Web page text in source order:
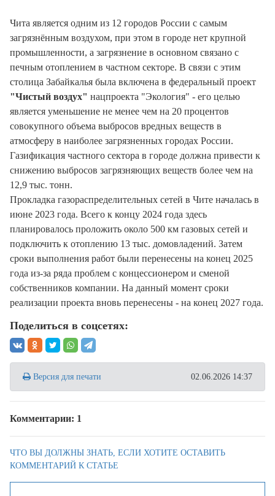
Чита является одним из 12 городов России с самым
загрязнённым воздухом, при этом в городе нет крупной
промышленности, а загрязнение в основном связано с
печным отоплением в частном секторе. В связи с этим
столица Забайкалья была включена в федеральный проект
"Чистый воздух" нацпроекта "Экология" - его целью
является уменьшение не менее чем на 20 процентов
совокупного объема выбросов вредных веществ в
атмосферу в наиболее загрязненных городах России.
Газификация частного сектора в городе должна привести к
снижению выбросов загрязняющих веществ более чем на
12,9 тыс. тонн.
Прокладка газораспределительных сетей в Чите началась в
июне 2023 года. Всего к концу 2024 года здесь
планировалось проложить около 500 км газовых сетей и
подключить к отоплению 13 тыс. домовладений. Затем
сроки выполнения работ были перенесены на конец 2025
года из-за ряда проблем с концессионером и сменой
собственников компании. На данный момент сроки
реализации проекта вновь перенесены - на конец 2027 года.
Поделиться в соцсетях:
Версия для печати 02.06.2026 14:37
Комментарии: 1
ЧТО ВЫ ДОЛЖНЫ ЗНАТЬ, ЕСЛИ ХОТИТЕ ОСТАВИТЬ
КОММЕНТАРИЙ К СТАТЬЕ